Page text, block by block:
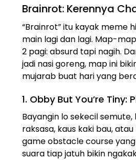
Brainrot: Kerennya
“Brainrot” itu kayak meme
main lagi dan lagi. Map-
2 pagi: absurd tapi nagih.
jadi nasi goreng, map ini
mujarab buat hari yang
1. Obby But You’re
Bayangin lo sekecil
raksasa, kaus kaki bau,
game obstacle course
suara tiap jatuh bikin